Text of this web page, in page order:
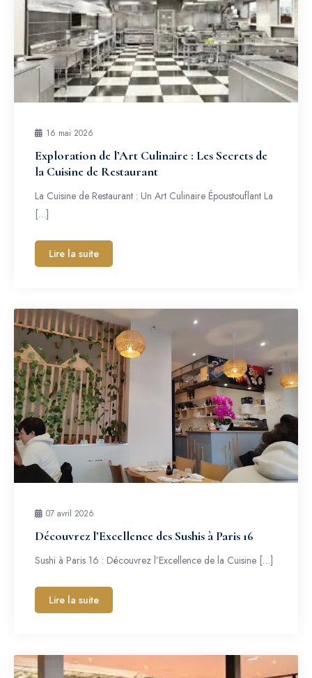
16 mai 2026
Exploration de l’Art Culinaire : Les Secrets de
la Cuisine de Restaurant
La Cuisine de Restaurant : Un Art Culinaire Époustouflant La
[…]
Lire la suite
07 avril 2026
Découvrez l’Excellence des Sushis à Paris 16
Sushi à Paris 16 : Découvrez l’Excellence de la Cuisine […]
Lire la suite